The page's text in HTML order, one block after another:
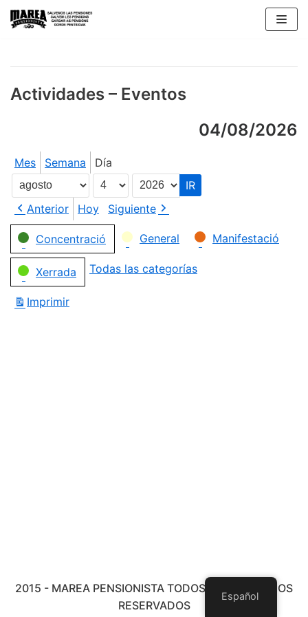
Saltar
Actividades – Eventos
04/08/2026
Mes Semana Día
Mes
Día
Año
Anterior
Hoy
Siguiente
Categorías
Concentració General Manifestació
Xerrada Todas las categorías
Imprimir
2015 - MAREA PENSIONISTA TODOS LOS DERECHOS
RESERVADOS
Español